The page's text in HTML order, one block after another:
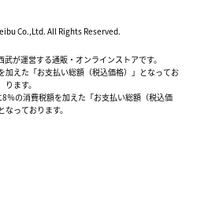
Co.,Ltd. All Rights Reserved.
が運営する通販・オンラインストアです。
えた「お支払い総額（税込価格）」となってお
ります。
％の消費税額を加えた「お支払い総額（税込価
なっております。